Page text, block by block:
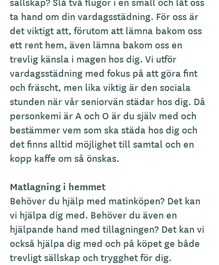
ta hand om din vardagsstädning. För oss är
det viktigt att, förutom att lämna bakom oss
ett rent hem, även lämna bakom oss en
trevlig känsla i magen hos dig. Vi utför
vardagsstädning med fokus på att göra fint
och fräscht, men lika viktig är den sociala
stunden när vår seniorvän städar hos dig. Då
personkemi är A och O är du själv med och
bestämmer vem som ska städa hos dig och
det finns alltid möjlighet till samtal och en
kopp kaffe om så önskas.
Matlagning i hemmet
Behöver du hjälp med matinköpen? Det kan
vi hjälpa dig med. Behöver du även en
hjälpande hand med tillagningen? Det kan vi
också hjälpa dig med och på köpet ge både
trevligt sällskap och trygghet för dig.